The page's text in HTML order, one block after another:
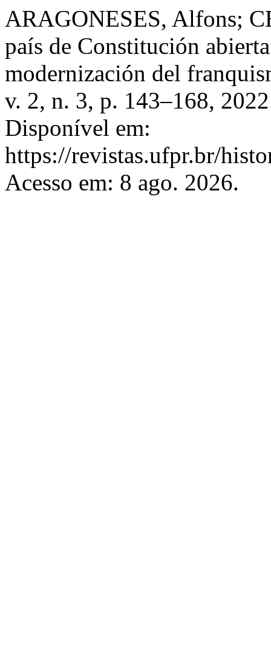
ARAGONESES, Alfons;
país de Constitución
modernización del
v. 2, n. 3, p. 143–168,
Disponível em:
https://revistas.ufpr.br/
Acesso em: 8 ago. 2026.